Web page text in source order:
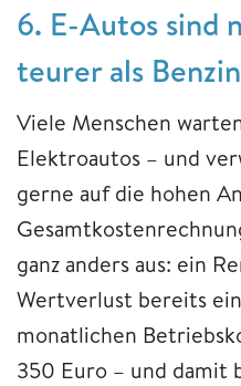
6. E-Autos sind
teurer als
Viele Menschen
Elektroautos – und
gerne auf die hohen
ganz anders aus: ein
Wertverlust bereits
monatlichen
350 Euro – und damit